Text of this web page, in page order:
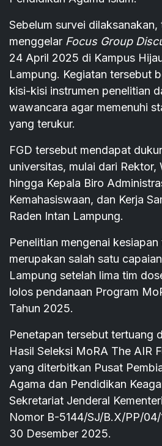
Sebelum survei dilaksanakan,
menggelar Focus Group
24 April 2025 di Kampus
Lampung. Kegiatan tersebut
kisi-kisi instrumen penelitian
wawancara agar memenuhi
yang terukur.
FGD tersebut mendapat
universitas, mulai dari Rektor,
hingga Kepala Biro
Kemahasiswaan, dan Kerja
Raden Intan Lampung.
Penelitian mengenai
merupakan salah satu
Lampung setelah lima tim
lolos pendanaan Program
Tahun 2025.
Penetapan tersebut tertuang
Hasil Seleksi MoRA The AIR
yang diterbitkan Pusat
Agama dan Pendidikan
Sekretariat Jenderal
Nomor B-5144/SJ/B.X/PP/
30 Desember 2025.